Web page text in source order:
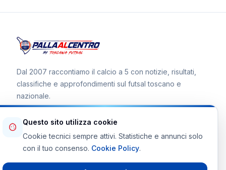
Dal 2007 raccontiamo il calcio a 5 con notizie, risultati,
classifiche e approfondimenti sul futsal toscano e
nazionale.
Canale WhatsApp
Telegram Toscana Futsal
Questo sito utilizza cookie
Cookie tecnici sempre attivi. Statistiche e annunci solo
con il tuo consenso. Cookie Policy.